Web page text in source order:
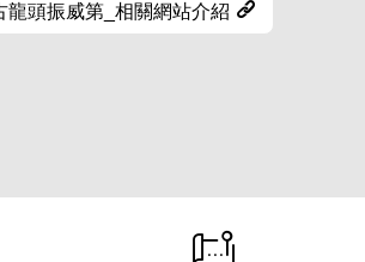
龍頭振威第_相關網站介紹